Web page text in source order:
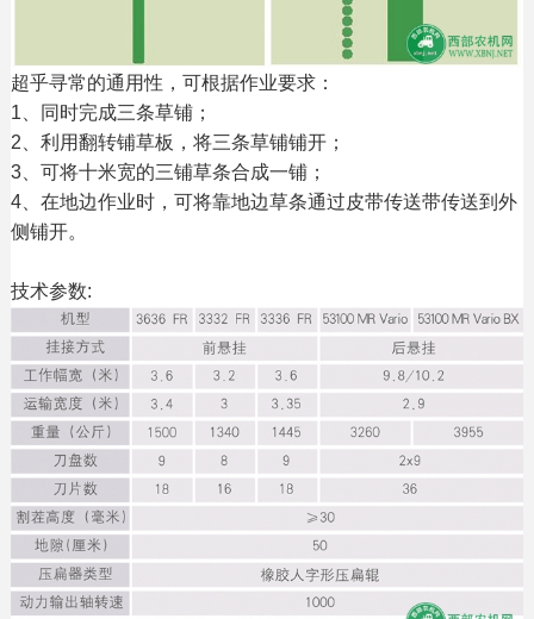
超乎寻常的通用性，可根据作业要求：
1、同时完成三条草铺；
2、利用翻转铺草板，将三条草铺铺开；
3、可将十米宽的三铺草条合成一铺；
4、在地边作业时，可将靠地边草条通过皮带传送带传送到外
侧铺开。
技术参数: